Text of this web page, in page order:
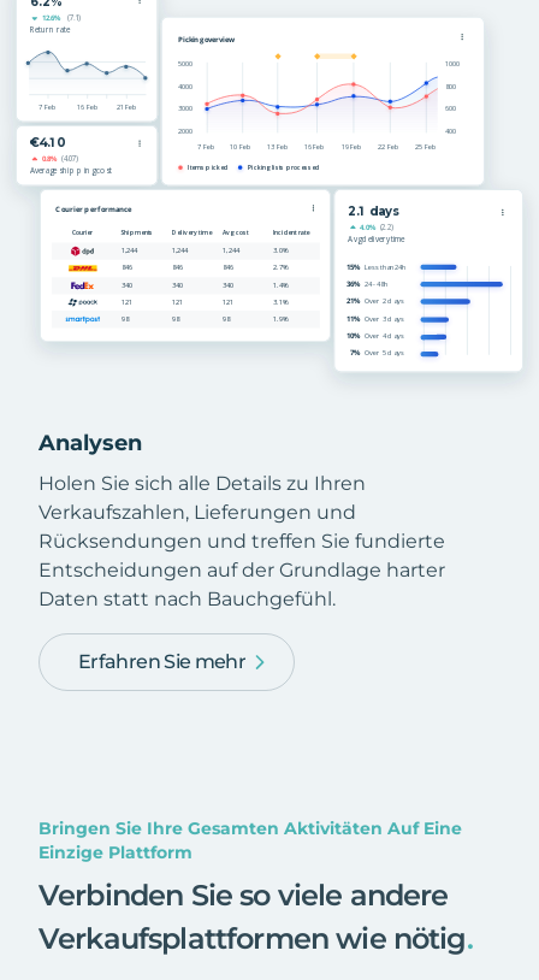
Analysen
Holen Sie sich alle Details zu Ihren
Verkaufszahlen, Lieferungen und
Rücksendungen und treffen Sie fundierte
Entscheidungen auf der Grundlage harter
Daten statt nach Bauchgefühl.
Erfahren Sie mehr
Bringen Sie Ihre Gesamten Aktivitäten Auf Eine
Einzige Plattform
Verbinden Sie so viele andere
Verkaufsplattformen wie nötig.